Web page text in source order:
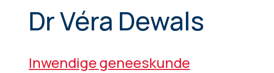
Dr Véra Dewals
Inwendige geneeskunde